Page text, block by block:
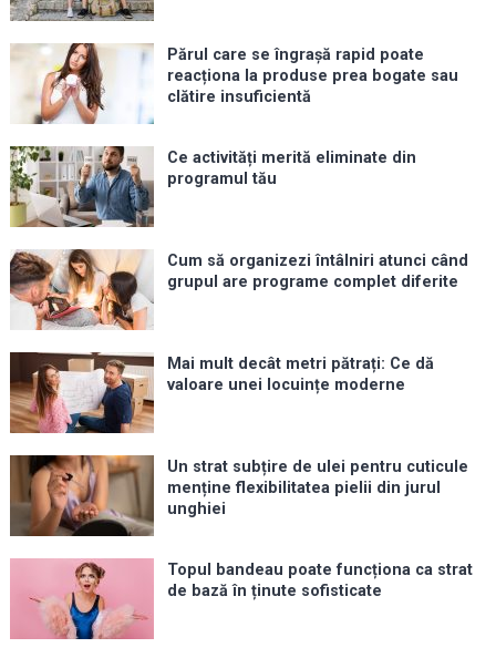
Părul care se îngrașă rapid poate
reacționa la produse prea bogate sau
clătire insuficientă
Ce activități merită eliminate din
programul tău
Cum să organizezi întâlniri atunci când
grupul are programe complet diferite
Mai mult decât metri pătrați: Ce dă
valoare unei locuințe moderne
Un strat subțire de ulei pentru cuticule
menține flexibilitatea pielii din jurul
unghiei
Topul bandeau poate funcționa ca strat
de bază în ținute sofisticate